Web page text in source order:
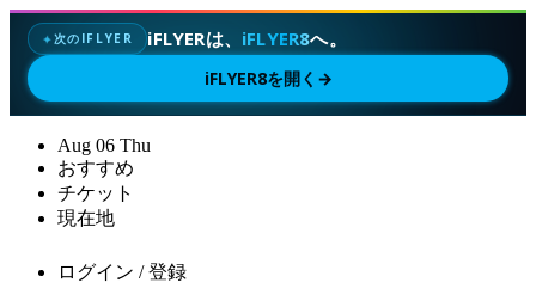
✦次のIFLYER iFLYERは、 iFLYER8へ。
iFLYER8を開く →
Aug 06 Thu
おすすめ
チケット
現在地
ログイン / 登録